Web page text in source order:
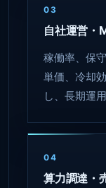
03
自社運営・
稼働率、保
単価、冷却
し、長期運
04
算力調達・